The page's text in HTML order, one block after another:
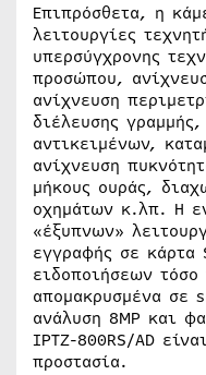
Επιπρόσθετα, η
λειτουργίες
υπερσύγχρονης
προσώπου,
ανίχνευση
διέλευσης
αντικειμένων,
ανίχνευση
μήκους ουράς,
οχημάτων κ.λπ. Η
«έξυπνων»
εγγραφής σε κάρτα
ειδοποιήσεων
απομακρυσμένα
ανάλυση 8MP και
IPTZ-800RS/AD
προστασία.